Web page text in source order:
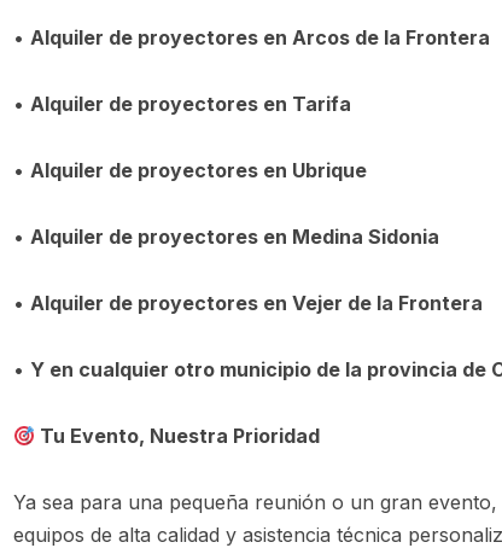
• Alquiler de proyectores en Arcos de la Frontera
• Alquiler de proyectores en Tarifa
• Alquiler de proyectores en Ubrique
• Alquiler de proyectores en Medina Sidonia
• Alquiler de proyectores en Vejer de la Frontera
• Y en cualquier otro municipio de la provincia de
Tu Evento, Nuestra Prioridad
Ya sea para una pequeña reunión o un gran evento,
equipos de alta calidad y asistencia técnica